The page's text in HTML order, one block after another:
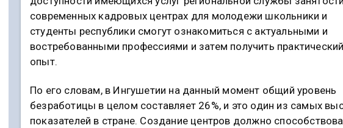
современных кадровых центрах для молодежи школьники и
студенты республики смогут ознакомиться с актуальными и
востребованными профессиями и затем получить практический
опыт.
По его словам, в Ингушетии на данный момент общий уровень
безработицы в целом составляет 26%, и это один из самых
показателей в стране. Создание центров должно